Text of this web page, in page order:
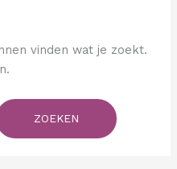
vinden wat je zoekt.